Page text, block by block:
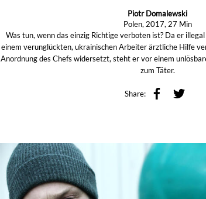
Piotr Domalewski
Polen, 2017, 27 Min
Was tun, wenn das einzig Richtige verboten ist? Da er
einem verunglückten, ukrainischen Arbeiter ärztliche Hilfe
Anordnung des Chefs widersetzt, steht er vor einem
zum Täter.
Share: